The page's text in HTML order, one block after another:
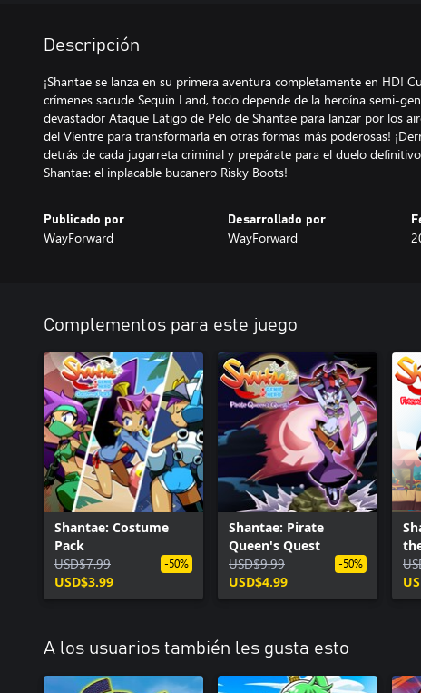
Descripción
¡Shantae se lanza en su primera aventura completamente en HD!
crímenes sacude Sequin Land, todo depende de la heroína semi-
devastador Ataque Látigo de Pelo de Shantae para lanzar por los
del Vientre para transformarla en otras formas más poderosas!
detrás de cada jugarreta criminal y prepárate para el duelo
Publicado por
WayForward
Desarrollado por
WayForward
Complementos para este juego
Shantae: Costume
Pack
USD$7.99
USD$3.99
-50%
Shantae: Pirate
Queen's Quest
USD$9.99
USD$4.99
-50%
A los usuarios también les gusta esto